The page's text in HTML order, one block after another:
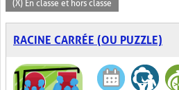
(X) En classe et hors classe
RACINE CARRÉE (OU PUZZLE)